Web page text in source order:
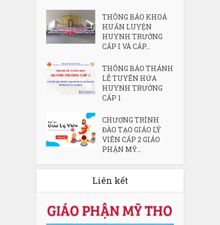
THÔNG BÁO KHOÁ
HUẤN LUYỆN
HUYNH TRƯỞNG
CẤP I VÀ CẤP...
THÔNG BÁO THÁNH
LỄ TUYÊN HỨA
HUYNH TRƯỞNG
CẤP 1
CHƯƠNG TRÌNH
ĐÀO TẠO GIÁO LÝ
VIÊN CẤP 2 GIÁO
PHẬN MỸ...
Liên kết